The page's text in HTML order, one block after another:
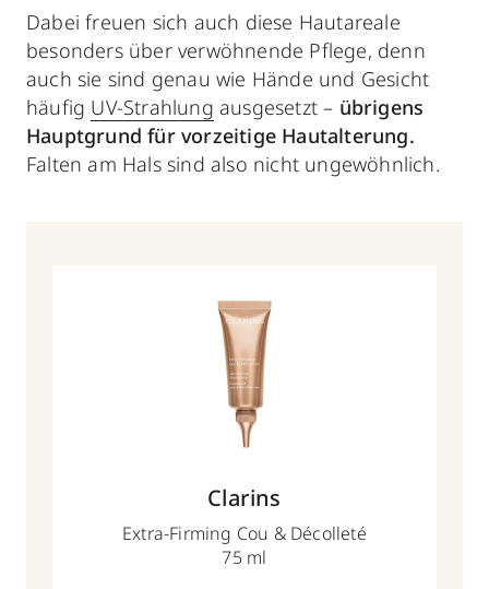
Dabei freuen sich auch diese Hautareale
besonders über verwöhnende Pflege, denn
auch sie sind genau wie Hände und Gesicht
häufig UV-Strahlung ausgesetzt – übrigens
Hauptgrund für vorzeitige Hautalterung.
Falten am Hals sind also nicht ungewöhnlich.
Clarins
Extra-Firming Cou & Décolleté
75 ml